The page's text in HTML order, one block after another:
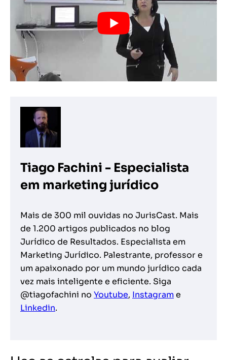
Tiago Fachini - Especialista
em marketing jurídico
Mais de 300 mil ouvidas no JurisCast. Mais
de 1.200 artigos publicados no blog
Jurídico de Resultados. Especialista em
Marketing Jurídico. Palestrante, professor e
um apaixonado por um mundo jurídico cada
vez mais inteligente e eficiente. Siga
@tiagofachini no Youtube, Instagrame
Linkedin.